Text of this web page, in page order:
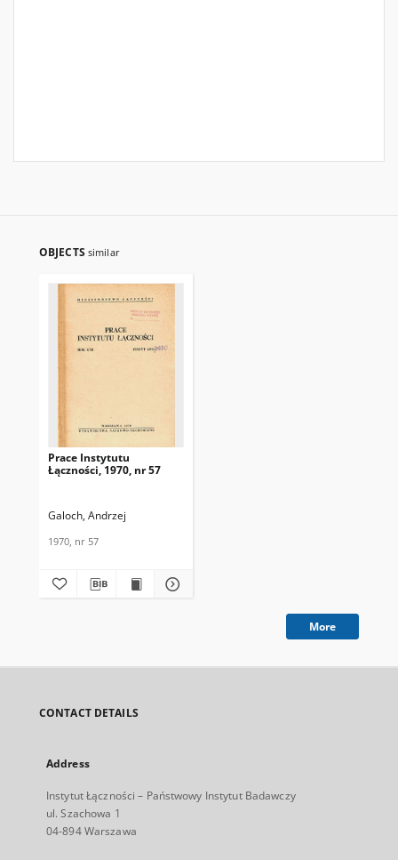
OBJECTS similar
Prace Instytutu
Łączności, 1970, nr 57
Galoch, Andrzej
1970, nr 57
More
CONTACT DETAILS
Address
Instytut Łączności – Państwowy Instytut Badawczy
ul. Szachowa 1
04-894 Warszawa